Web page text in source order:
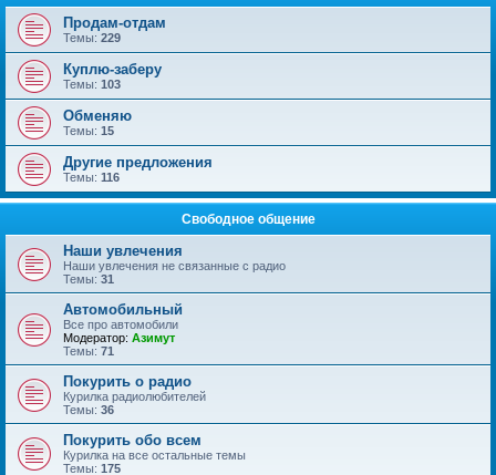
Продам-отдам
Темы: 229
Куплю-заберу
Темы: 103
Обменяю
Темы: 15
Другие предложения
Темы: 116
Свободное общение
Наши увлечения
Наши увлечения не связанные с радио
Темы: 31
Автомобильный
Все про автомобили
Модератор: Азимут
Темы: 71
Покурить о радио
Курилка радиолюбителей
Темы: 36
Покурить обо всем
Курилка на все остальные темы
Темы: 175